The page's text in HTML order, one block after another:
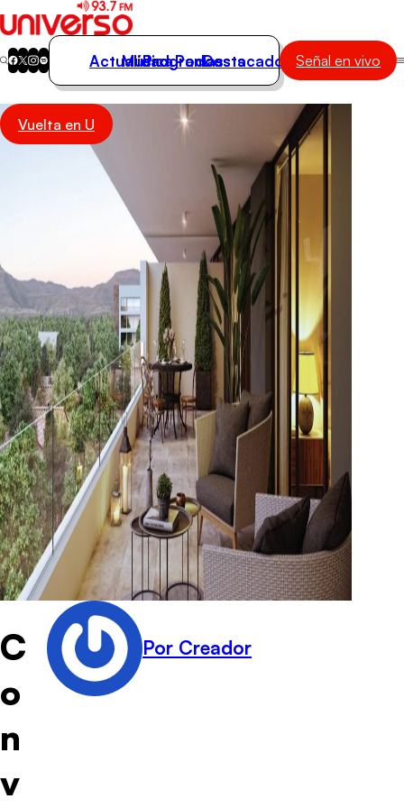
Actualidad
Música
Actualidad
Música
Programas
Podcasts
Destacados Señal en vivo
Vuelta en U
C
o
n
v
Por Creador